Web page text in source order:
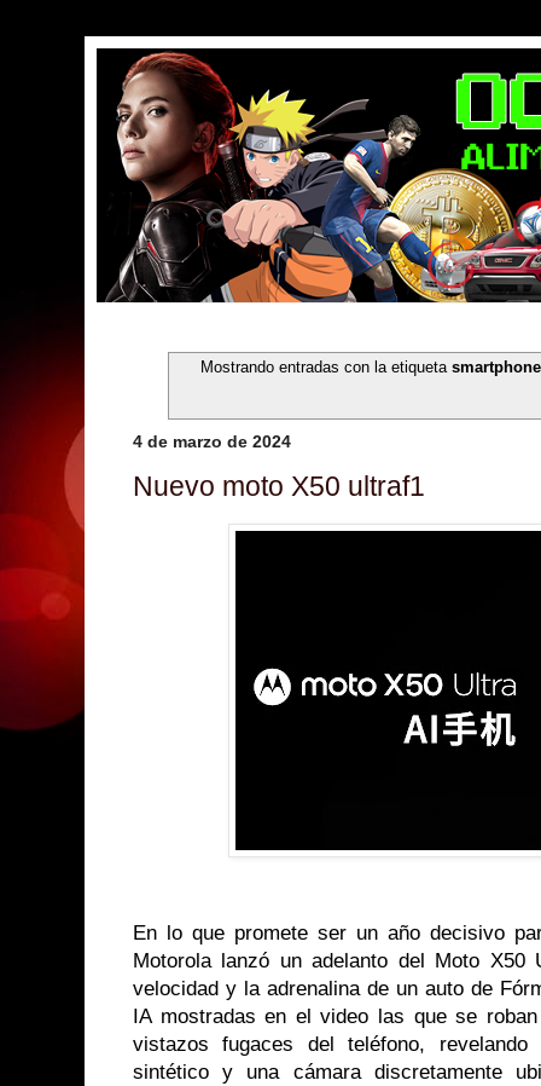
Mostrando entradas con la etiqueta
4 de marzo de 2024
Nuevo moto X50 ultraf1
En lo que promete ser un año decisivo
Motorola lanzó un adelanto del Moto
velocidad y la adrenalina de un auto de
IA mostradas en el video las que se
vistazos fugaces del teléfono,
sintético y una cámara discretamente